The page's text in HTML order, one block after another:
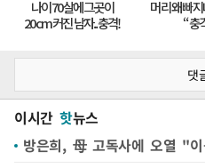
댓
이시간 핫뉴스
방은희, 母 고독사에 오열 "